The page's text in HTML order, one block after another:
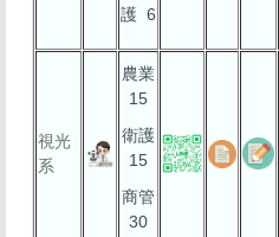
護 6
視光
系
農業
15
衛護
15
商管
30